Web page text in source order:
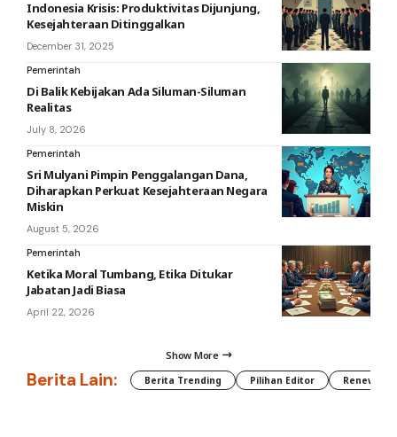
Indonesia Krisis: Produktivitas Dijunjung,
Kesejahteraan Ditinggalkan
December 31, 2025
Pemerintah
Di Balik Kebijakan Ada Siluman-Siluman
Realitas
July 8, 2026
Pemerintah
Sri Mulyani Pimpin Penggalangan Dana,
Diharapkan Perkuat Kesejahteraan Negara
Miskin
August 5, 2026
Pemerintah
Ketika Moral Tumbang, Etika Ditukar
Jabatan Jadi Biasa
April 22, 2026
Show More
Berita Lain: Berita Trending Pilihan Editor